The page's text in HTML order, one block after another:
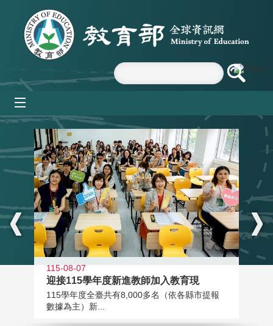
跳到主要內容區塊
:::
115-08-07
迎接115學年度新進教師加入教育現
115學年度全臺共有8,000多名（依各縣市提報
數據為主）新...